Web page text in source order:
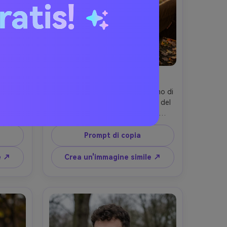
luce,
e
↗
Ritratto fotorealistico di un uomo di
32 anni seduto su una panchina del
autunnali, postura rilassata
appoggiata allo schienale, un
braccio lungo la panchina,
indossando un grosso maglione in
maglia oliva, pantaloni in cordoncino
illuminazione laterale nel tardo
pomeriggio, Fujifilm GFX100S, 110
mm f/2, profondità di campo bassa,
Prompt di copia
Crea un'immagine simile ↗